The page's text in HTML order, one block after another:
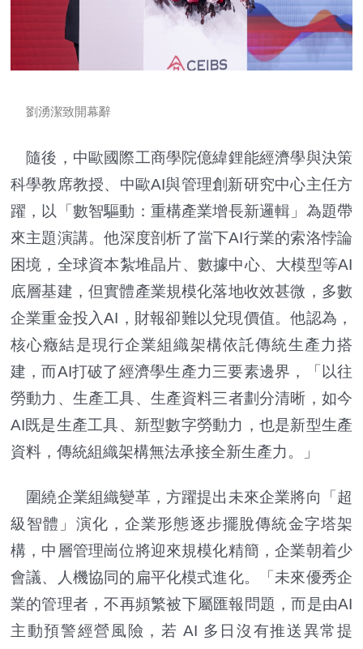
劉湧潔致開幕辭
隨後，中歐國際工商學院億緯鋰能經濟學與決策
科學教席教授、中歐AI與管理創新研究中心主任方
躍，以「數智驅動：重構產業增長新邏輯」為題帶
來主題演講。他深度剖析了當下AI行業的索洛悖論
困境，全球資本紮堆晶片、數據中心、大模型等AI
底層基建，但實體產業規模化落地收效甚微，多數
企業重金投入AI，財報卻難以兌現價值。他認為，
核心癥結是現行企業組織架構依託傳統生產力搭
建，而AI打破了經濟學生產力三要素邊界，「以往
勞動力、生產工具、生產資料三者劃分清晰，如今
AI既是生產工具、新型數字勞動力，也是新型生產
資料，傳統組織架構無法承接全新生產力。」
圍繞企業組織變革，方躍提出未來企業將向「超
級智體」演化，企業形態逐步擺脫傳統金字塔架
構，中層管理崗位將迎來規模化精簡，企業朝着少
會議、人機協同的扁平化模式進化。「未來優秀企
業的管理者，不再頻繁被下屬匯報問題，而是由AI
主動預警經營風險，若 AI 多日沒有推送異常提